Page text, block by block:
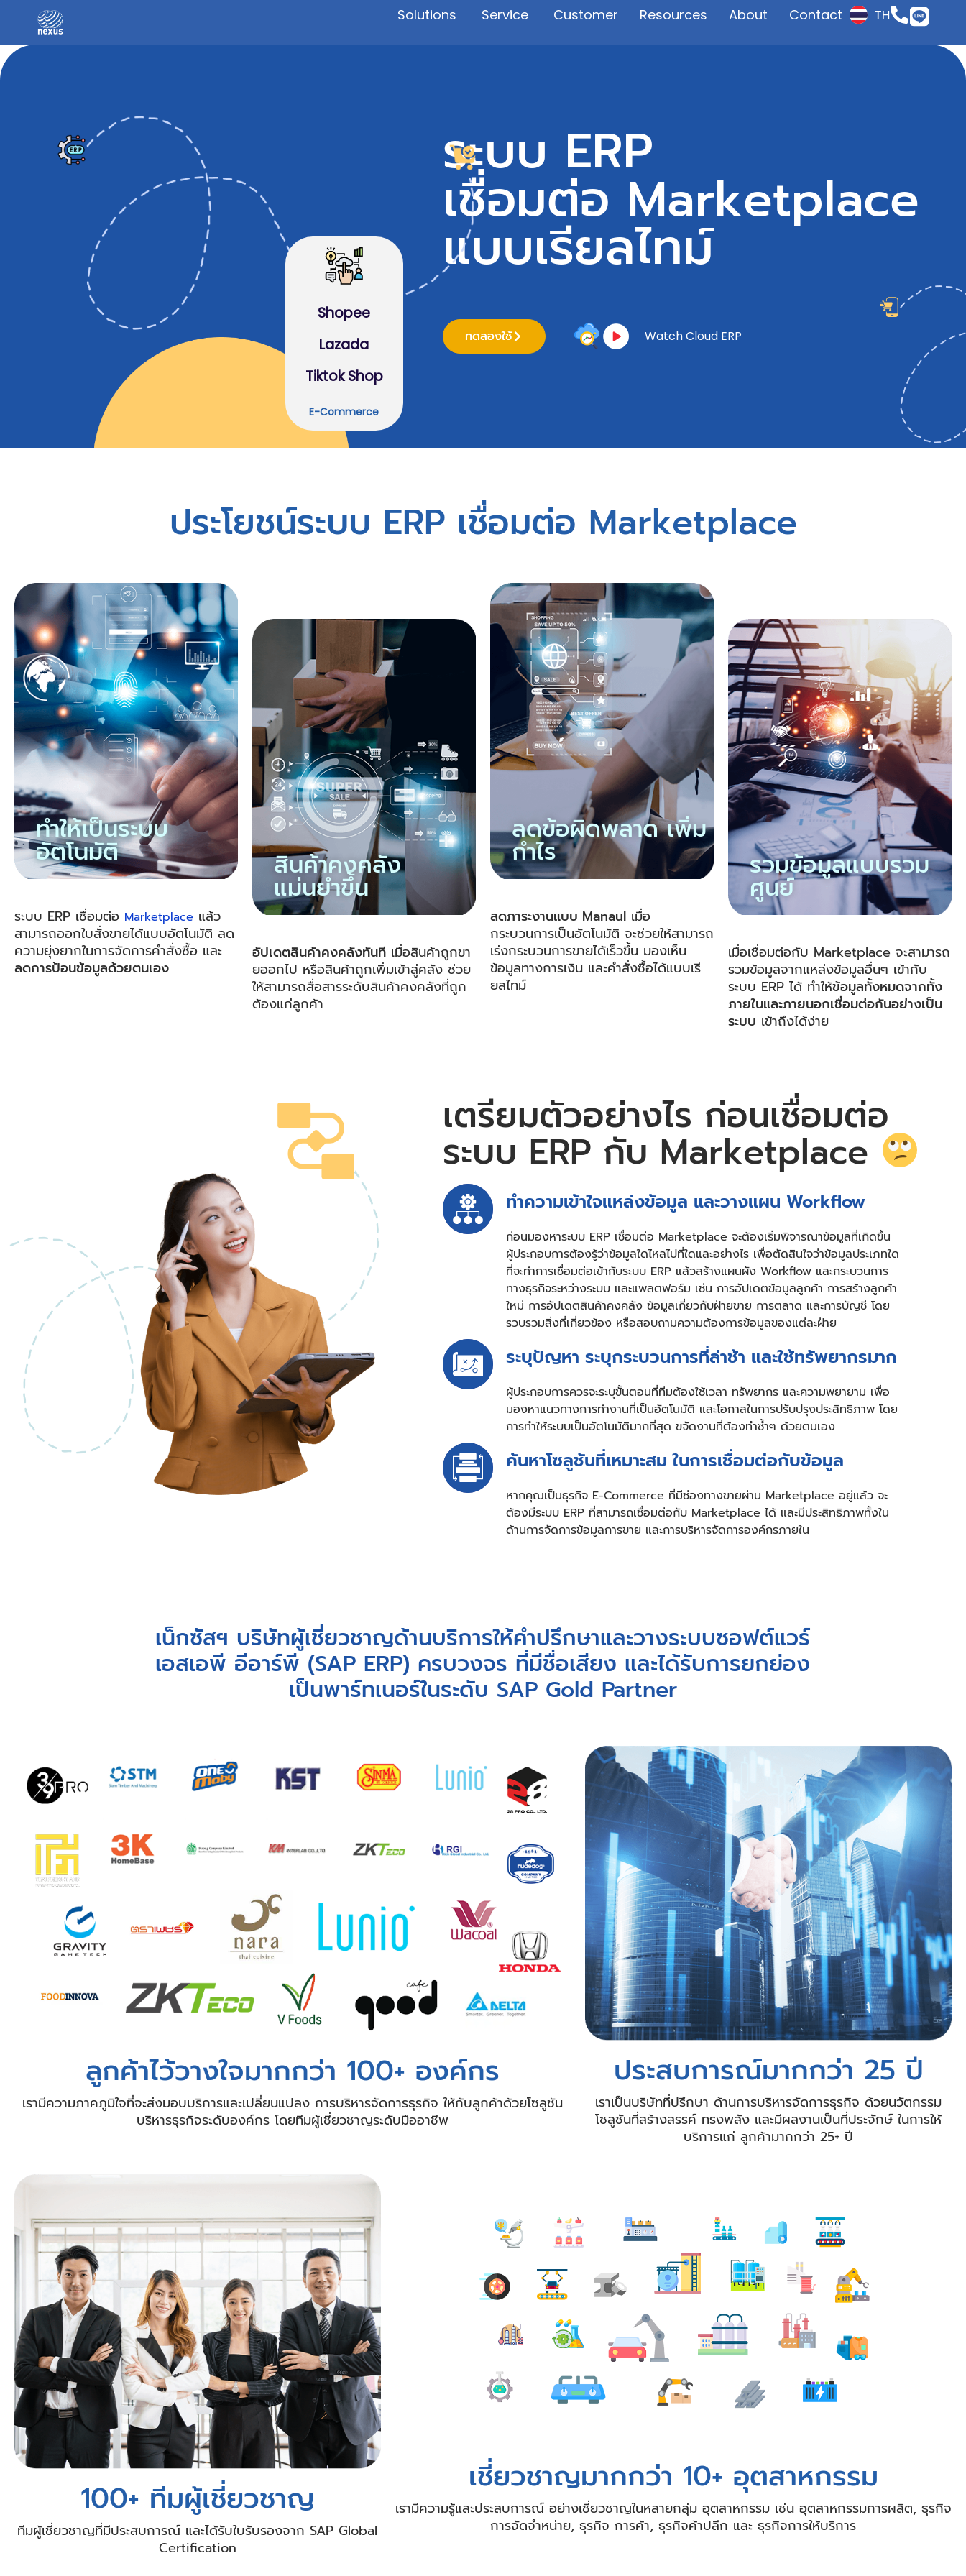
Solutions Service Customer Resources About Contact TH
JP
Shopee
Lazada
Tiktok Shop
E-Commerce
ระบบ ERP
เชื่อมต่อ Marketplace
แบบเรียลไทม์
ทดลองใช้ Watch Cloud ERP
ประโยชน์ระบบ ERP เชื่อมต่อ Marketplace
ทำให้เป็นระบบ
อัตโนมัติ
ระบบ ERP เชื่อมต่อ Marketplace แล้ว
สามารถออกใบสั่งขายได้แบบอัตโนมัติ ลด
ความยุ่งยากในการจัดการคำสั่งซื้อ และ
ลดการป้อนข้อมูลด้วยตนเอง
สินค้าคงคลัง
แม่นยำขึ้น
อัปเดตสินค้าคงคลังทันที เมื่อสินค้าถูกขา
ยออกไป หรือสินค้าถูกเพิ่มเข้าสู่คลัง ช่วย
ให้สามารถสื่อสารระดับสินค้าคงคลังที่ถูก
ต้องแก่ลูกค้า
ลดข้อผิดพลาด เพิ่ม
กำไร
ลดภาระงานแบบ Manaul เมื่อ
กระบวนการเป็นอัตโนมัติ จะช่วยให้สามารถ
เร่งกระบวนการขายได้เร็วขึ้น มองเห็น
ข้อมูลทางการเงิน และคำสั่งซื้อได้แบบเรี
ยลไทม์
รวมข้อมูลแบบรวม
ศูนย์
เมื่อเชื่อมต่อกับ Marketplace จะสามารถ
รวมข้อมูลจากแหล่งข้อมูลอื่นๆ เข้ากับ
ระบบ ERP ได้ ทำให้ข้อมูลทั้งหมดจากทั้ง
ภายในและภายนอกเชื่อมต่อกันอย่างเป็น
ระบบ เข้าถึงได้ง่าย
เตรียมตัวอย่างไร ก่อนเชื่อมต่อ
ระบบ ERP กับ Marketplace
ทำความเข้าใจแหล่งข้อมูล และวางแผน Workflow
ก่อนมองหาระบบ ERP เชื่อมต่อ Marketplace จะต้องเริ่มพิจารณาข้อมูลที่เกิดขึ้น
ผู้ประกอบการต้องรู้ว่าข้อมูลใดไหลไปที่ใดและอย่างไร เพื่อตัดสินใจว่าข้อมูลประเภทใด
ที่จะทำการเชื่อมต่อเข้ากับระบบ ERP แล้วสร้างแผนผัง Workflow และกระบวนการ
ทางธุรกิจระหว่างระบบ และแพลตฟอร์ม เช่น การอัปเดตข้อมูลลูกค้า การสร้างลูกค้า
ใหม่ การอัปเดตสินค้าคงคลัง ข้อมูลเกี่ยวกับฝ่ายขาย การตลาด และการบัญชี โดย
รวบรวมสิ่งที่เกี่ยวข้อง หรือสอบถามความต้องการข้อมูลของแต่ละฝ่าย
ระบุปัญหา ระบุกระบวนการที่ล่าช้า และใช้ทรัพยากรมาก
ผู้ประกอบการควรจะระบุขั้นตอนที่ทีมต้องใช้เวลา ทรัพยากร และความพยายาม เพื่อ
มองหาแนวทางการทำงานที่เป็นอัตโนมัติ และโอกาสในการปรับปรุงประสิทธิภาพ โดย
การทำให้ระบบเป็นอัตโนมัติมากที่สุด ขจัดงานที่ต้องทำซ้ำๆ ด้วยตนเอง
ค้นหาโซลูชันที่เหมาะสม ในการเชื่อมต่อกับข้อมูล
หากคุณเป็นธุรกิจ E-Commerce ที่มีช่องทางขายผ่าน Marketplace อยู่แล้ว จะ
ต้องมีระบบ ERP ที่สามารถเชื่อมต่อกับ Marketplace ได้ และมีประสิทธิภาพทั้งใน
ด้านการจัดการข้อมูลการขาย และการบริหารจัดการองค์กรภายใน
เน็กซัสฯ บริษัทผู้เชี่ยวชาญด้านบริการให้คำปรึกษาและวางระบบซอฟต์แวร์
เอสเอพี อีอาร์พี (SAP ERP) ครบวงจร ที่มีชื่อเสียง และได้รับการยกย่อง
เป็นพาร์ทเนอร์ในระดับ SAP Gold Partner
ลูกค้าไว้วางใจมากกว่า 100+ องค์กร
เรามีความภาคภูมิใจที่จะส่งมอบบริการและเปลี่ยนแปลง การบริหารจัดการธุรกิจ ให้กับลูกค้าด้วยโซลูชัน
บริหารธุรกิจระดับองค์กร โดยทีมผู้เชี่ยวชาญระดับมืออาชีพ
ประสบการณ์มากกว่า 25 ปี
เราเป็นบริษัทที่ปรึกษา ด้านการบริหารจัดการธุรกิจ ด้วยนวัตกรรม
โซลูชันที่สร้างสรรค์ ทรงพลัง และมีผลงานเป็นที่ประจักษ์ ในการให้
บริการแก่ ลูกค้ามากกว่า 25+ ปี
100+ ทีมผู้เชี่ยวชาญ
ทีมผู้เชี่ยวชาญที่มีประสบการณ์ และได้รับใบรับรองจาก SAP Global
Certification
เชี่ยวชาญมากกว่า 10+ อุตสาหกรรม
เรามีความรู้และประสบการณ์ อย่างเชี่ยวชาญในหลายกลุ่ม อุตสาหกรรม เช่น อุตสาหกรรมการผลิต, ธุรกิจ
การจัดจำหน่าย, ธุรกิจ การค้า, ธุรกิจค้าปลีก และ ธุรกิจการให้บริการ